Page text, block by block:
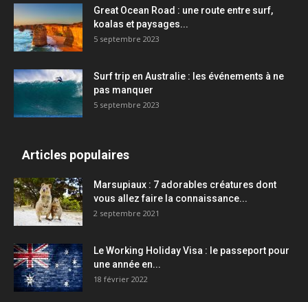
Great Ocean Road : une route entre surf,
koalas et paysages...
5 septembre 2023
Surf trip en Australie : les événements à ne
pas manquer
5 septembre 2023
Articles populaires
Marsupiaux : 7 adorables créatures dont
vous allez faire la connaissance...
2 septembre 2021
Le Working Holiday Visa : le passeport pour
une année en...
18 février 2022